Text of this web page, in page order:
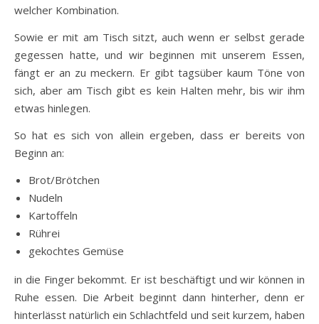
welcher Kombination.
Sowie er mit am Tisch sitzt, auch wenn er selbst gerade
gegessen hatte, und wir beginnen mit unserem Essen,
fängt er an zu meckern. Er gibt tagsüber kaum Töne von
sich, aber am Tisch gibt es kein Halten mehr, bis wir ihm
etwas hinlegen.
So hat es sich von allein ergeben, dass er bereits von
Beginn an:
Brot/Brötchen
Nudeln
Kartoffeln
Rührei
gekochtes Gemüse
in die Finger bekommt. Er ist beschäftigt und wir können in
Ruhe essen. Die Arbeit beginnt dann hinterher, denn er
hinterlässt natürlich ein Schlachtfeld und seit kurzem, haben